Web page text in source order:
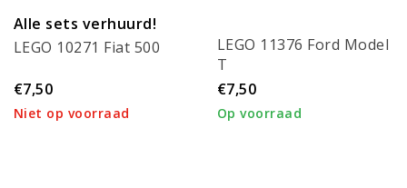
Alle sets verhuurd!
LEGO 10271 Fiat 500
€7,50
Niet op voorraad
LEGO 11376 Ford Model
T
€7,50
Op voorraad